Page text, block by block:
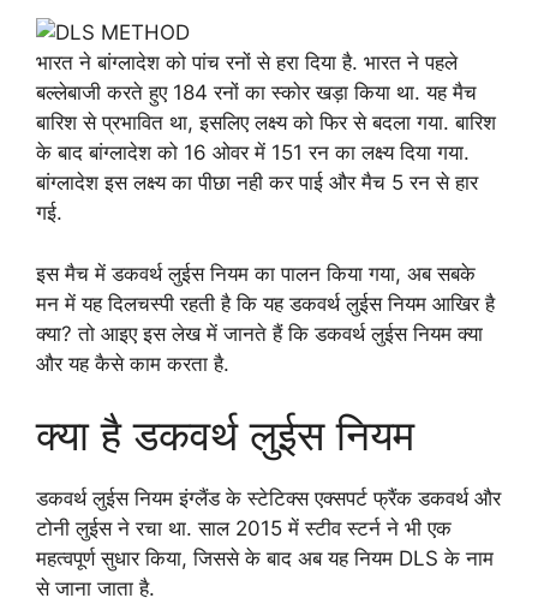
भारत ने बांग्लादेश को पांच रनों से हरा दिया है. भारत ने पहले
बल्लेबाजी करते हुए 184 रनों का स्कोर खड़ा किया था. यह मैच
बारिश से प्रभावित था, इसलिए लक्ष्य को फिर से बदला गया. बारिश
के बाद बांग्लादेश को 16 ओवर में 151 रन का लक्ष्य दिया गया.
बांग्लादेश इस लक्ष्य का पीछा नही कर पाई और मैच 5 रन से हार
गई.
इस मैच में डकवर्थ लुईस नियम का पालन किया गया, अब सबके
मन में यह दिलचस्पी रहती है कि यह डकवर्थ लुईस नियम आखिर है
क्या? तो आइए इस लेख में जानते हैं कि डकवर्थ लुईस नियम क्या
और यह कैसे काम करता है.
क्या है डकवर्थ लुईस नियम
डकवर्थ लुईस नियम इंग्‍लैंड के स्‍टेटिक्‍स एक्‍सपर्ट फ्रैंक डकवर्थ और
टोनी लुईस ने रचा था. साल 2015 में स्टीव स्टर्न ने भी एक
महत्वपूर्ण सुधार किया, जिससे के बाद अब यह नियम DLS के नाम
से जाना जाता है.